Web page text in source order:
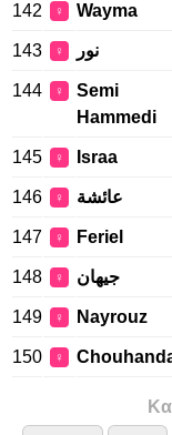
142 ♀ Wayma
143 ♀ نور
144 ♀
Semi
Hammedi
145 ♀ Israa
146 ♀ عائشة
147 ♀ Feriel
148 ♀ جيهان
149 ♀ Nayrouz
150 ♀